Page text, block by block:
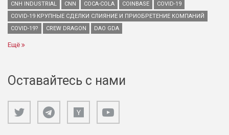
CNH INDUSTRIAL
CNN COCA-COLA COINBASE
COVID-19
COVID-19 КРУПНЫЕ СДЕЛКИ СЛИЯНИЕ И ПРИОБРЕТЕНИЕ КОМПАНИЙ
COVID-19?
CREW DRAGON DAO GDA
Ещё
Оставайтесь с нами